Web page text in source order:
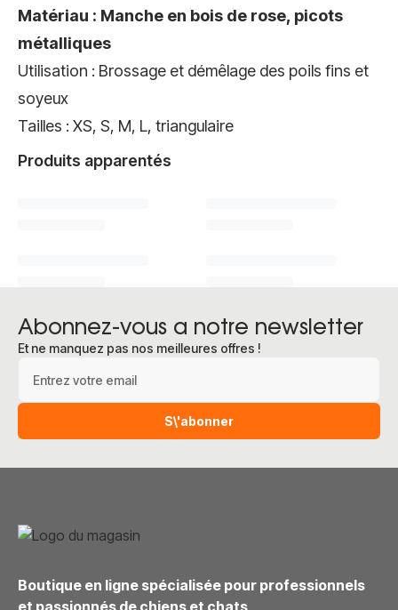
Matériau : Manche en bois de rose, picots
métalliques
Utilisation : Brossage et démêlage des poils fins et
soyeux
Tailles : XS, S, M, L, triangulaire
Produits apparentés
Abonnez-vous a notre newsletter
Et ne manquez pas nos meilleures offres !
S\'abonner
Boutique en ligne spécialisée pour professionnels
et passionnés de chiens et chats